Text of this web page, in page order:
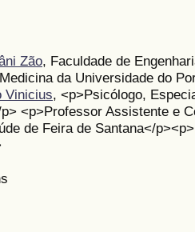
Zão, Faculdade de
da Universidade do
Vinicius, <p>Psicólogo,
<p>Professor Assistente e
de Feira de Santana</